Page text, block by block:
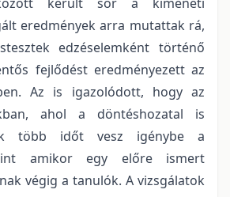
eredmények arra mutattak rá,
edzéselemként történő
fejlődést eredményezett az
Az is igazolódott, hogy az
ahol a döntéshozatal is
több időt vesz igénybe a
amikor egy előre ismert
végig a tanulók. A vizsgálatok